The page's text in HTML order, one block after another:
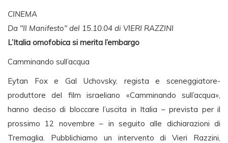
CINEMA
Da "Il Manifesto" del 15.10.04 di VIERI RAZZINI
L’Italia omofobica si merita l’embargo
Camminando sull’acqua
Eytan Fox e Gal Uchovsky, regista e sceneggiatore-
produttore del film israeliano «Camminando sull’acqua»,
hanno deciso di bloccare l’uscita in Italia – prevista per il
prossimo 12 novembre – in seguito alle dichiarazioni di
Tremaglia. Pubblichiamo un intervento di Vieri Razzini,